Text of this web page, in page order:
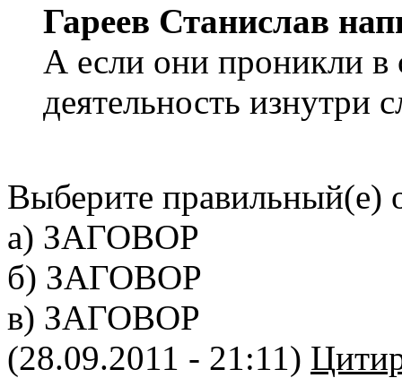
Гареев Станислав
А если они проникли в
деятельность изнутри
Выберите правильный(е)
а) ЗАГОВОР
б) ЗАГОВОР
в) ЗАГОВОР
(28.09.2011 - 21:11)